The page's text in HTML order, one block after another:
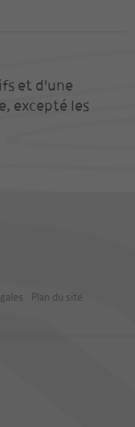
et d'une
excepté les
Plan du site